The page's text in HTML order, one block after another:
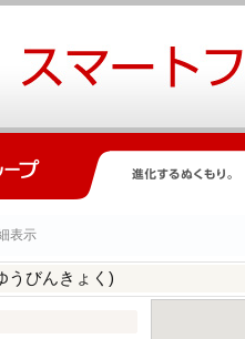
表示
うびんきょく)